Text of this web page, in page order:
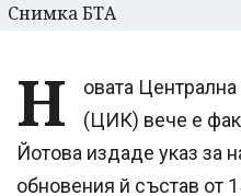
Снимка БТА
Н
овата
(ЦИК) вече е
Йотова издаде указ за
обновения й състав от